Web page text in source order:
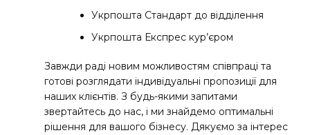
Укрпошта Стандарт до відділення
Укрпошта Експрес кур’єром
Завжди раді новим можливостям співпраці та
готові розглядати індивідуальні пропозиції для
наших клієнтів. З будь-якими запитами
звертайтесь до нас, і ми знайдемо оптимальні
рішення для вашого бізнесу. Дякуємо за інтерес